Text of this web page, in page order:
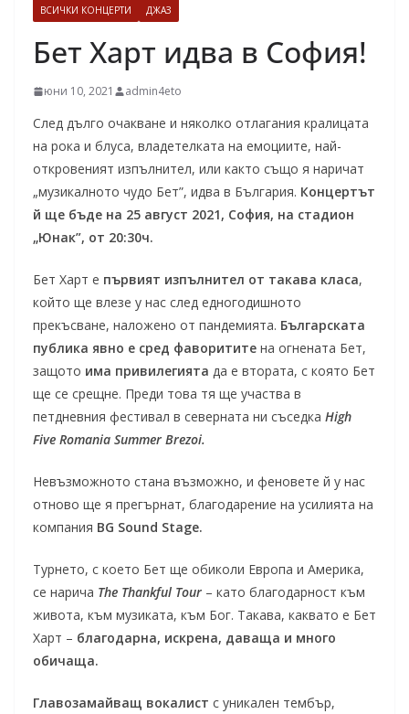
ВСИЧКИ КОНЦЕРТИ ДЖАЗ
Бет Харт идва в София!
юни 10, 2021 admin4eto
След дълго очакване и няколко отлагания кралицата
на рока и блуса, владетелката на емоциите, най-
откровеният изпълнител, или както също я наричат
„музикалното чудо Бет”, идва в България. Концертът
й ще бъде на 25 август 2021, София, на стадион
„Юнак”, от 20:30ч.
Бет Харт е първият изпълнител от такава класа,
който ще влезе у нас след едногодишното
прекъсване, наложено от пандемията. Българската
публика явно е сред фаворитите на огнената Бет,
защото има привилегията да е втората, с която Бет
ще се срещне. Преди това тя ще участва в
петдневния фестивал в северната ни съседка High
Five Romania Summer Brezoi.
Невъзможното стана възможно, и феновете й у нас
отново ще я прегърнат, благодарение на усилията на
компания BG Sound Stage.
Турнето, с което Бет ще обиколи Европа и Америка,
се нарича The Thankful Tour – като благодарност към
живота, към музиката, към Бог. Такава, каквато е Бет
Харт – благодарна, искрена, даваща и много
обичаща.
Главозамайващ вокалист с уникален тембър,